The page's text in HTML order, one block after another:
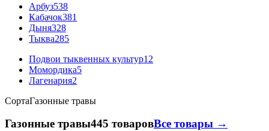
Арбуз538
Кабачок381
Дыня328
Тыква285
Подвои тыквенных культур12
Момордика5
Лагенария2
СортаГазонные травы
Газонные травы445 товаровВсе товары →